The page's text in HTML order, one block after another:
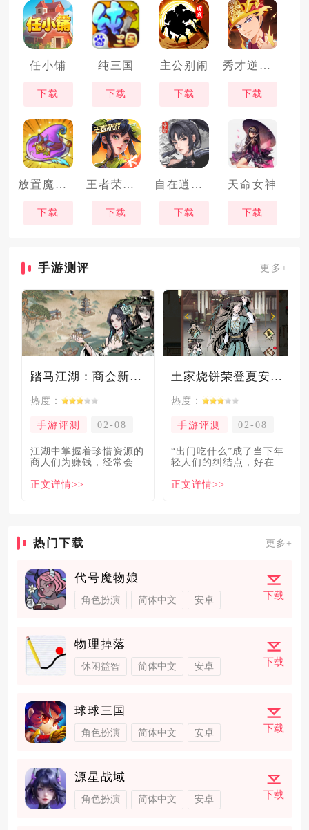
任小铺
下载
纯三国
下载
主公别闹
下载
秀才逆袭记
下载
放置魔法学院
下载
王者荣耀星之破晓
下载
自在逍遥风起
下载
天命女神
下载
手游测评 更多+
踏马江湖：商会新玩法坑惨奸商，拼多多砍一砍洗脑夏安！
热度：
手游评测 02-08
​江湖中掌握着珍惜资源的
商人们为赚钱，经常会让
倍，
正文详情>>
土家烧饼荣登夏安必吃榜？烧饼西施摇身成流量网红！
热度：
手游评测 02-08
“出门吃什么”成了当下年
轻人们的纠结点，好在美
解
正文详情>>
热门下载 更多+
代号魔物娘
角色扮演 简体中文 安卓 下载
物理掉落
休闲益智 简体中文 安卓 下载
球球三国
角色扮演 简体中文 安卓 下载
源星战域
角色扮演 简体中文 安卓 下载